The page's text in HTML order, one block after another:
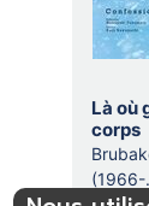
Là où
corps
(1966-